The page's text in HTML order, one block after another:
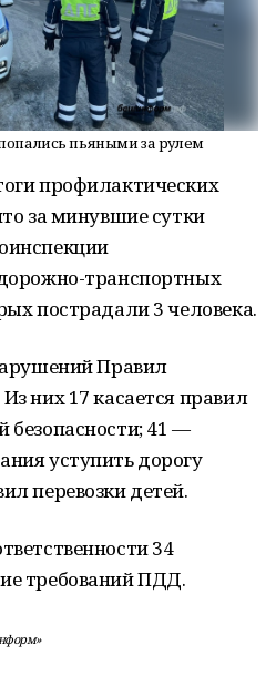
пьяными за рулем
профилактических
за минувшие сутки
транспортных
пострадали 3 человека.
Правил
них 17 касается правил
безопасности; 41 —
уступить дорогу
перевозки детей.
34
требований ПДД.